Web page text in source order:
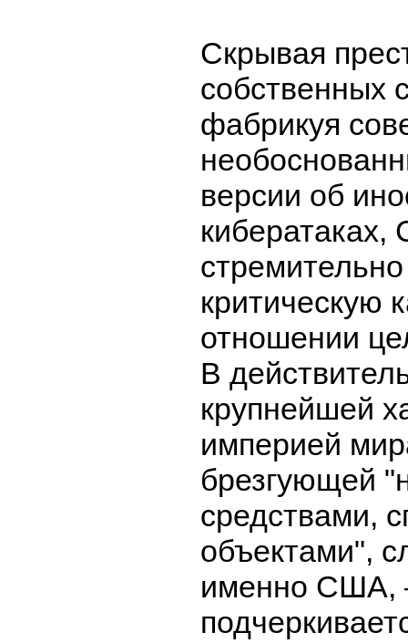
Скрывая
собственных
фабрикуя
версии об
критическую
отношении
В
крупнейшей
империей
брезгующей
средствами,
объектами",
именно